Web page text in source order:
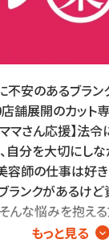
大丈夫！
教育をしてきた
心の教育制度あり
スタッフが
あれば
できる環境です◎
のみなので
ありません！
不安のあるブラ
展開のカット
マさん応援】法令
自分を大切にし
容師の仕事は好き
ランクがあるけ
んな悩みを抱え
もっと見る